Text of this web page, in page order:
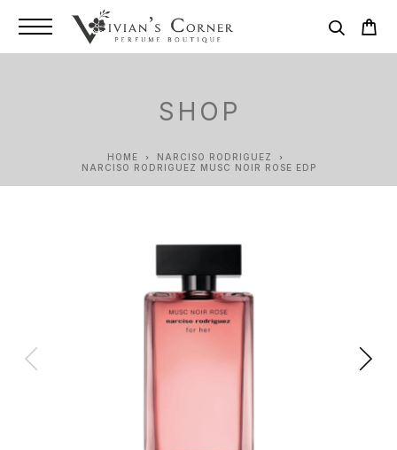
SHOP
HOME
NARCISO RODRIGUEZ
NARCISO RODRIGUEZ MUSC NOIR ROSE EDP